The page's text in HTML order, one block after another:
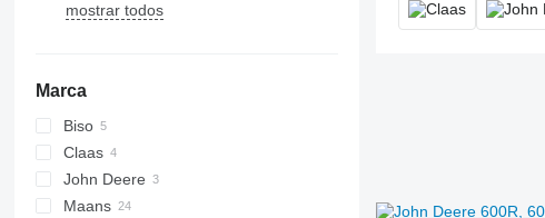
mostrar todos
Marca
Biso
Integral
Claas
Lexion
Vario
SF
John Deere
Maans